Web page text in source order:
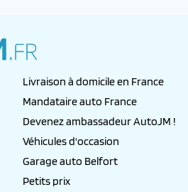
Livraison à domicile en France
Mandataire auto France
Devenez ambassadeur AutoJM !
Véhicules d'occasion
Garage auto Belfort
Petits prix